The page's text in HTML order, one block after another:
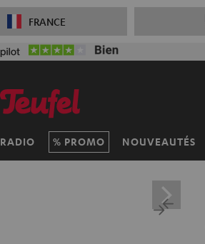
FRANCE
RADIO PROMO NOUVEAUTÉS